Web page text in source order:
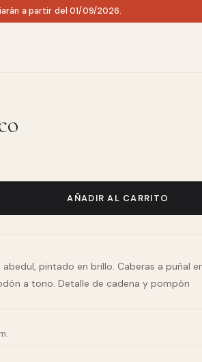
a partir del 01/09/2026.
AÑADIR AL CARRITO
pintado en brillo. Caberas a puñal
a tono. Detalle de cadena y pompón